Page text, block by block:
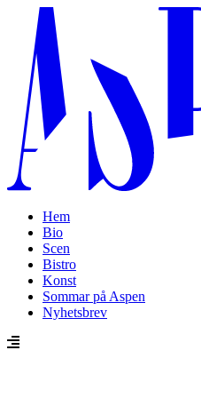
Hem
Bio
Scen
Bistro
Konst
Sommar på Aspen
Nyhetsbrev